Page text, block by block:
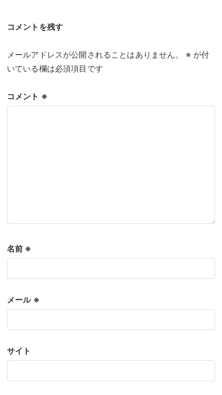
コメントを残す
メールアドレスが公開されることはありません。 ※が付
いている欄は必須項目です
コメント ※
名前 ※
メール ※
サイト